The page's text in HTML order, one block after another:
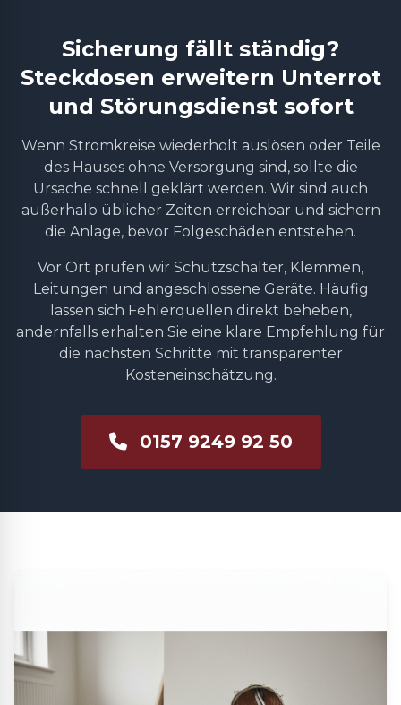
Sicherung fällt ständig?
Steckdosen erweitern Unterrot
und Störungsdienst sofort
Wenn Stromkreise wiederholt auslösen oder Teile
des Hauses ohne Versorgung sind, sollte die
Ursache schnell geklärt werden. Wir sind auch
außerhalb üblicher Zeiten erreichbar und sichern
die Anlage, bevor Folgeschäden entstehen.
Vor Ort prüfen wir Schutzschalter, Klemmen,
Leitungen und angeschlossene Geräte. Häufig
lassen sich Fehlerquellen direkt beheben,
andernfalls erhalten Sie eine klare Empfehlung für
die nächsten Schritte mit transparenter
Kosteneinschätzung.
0157 9249 92 50